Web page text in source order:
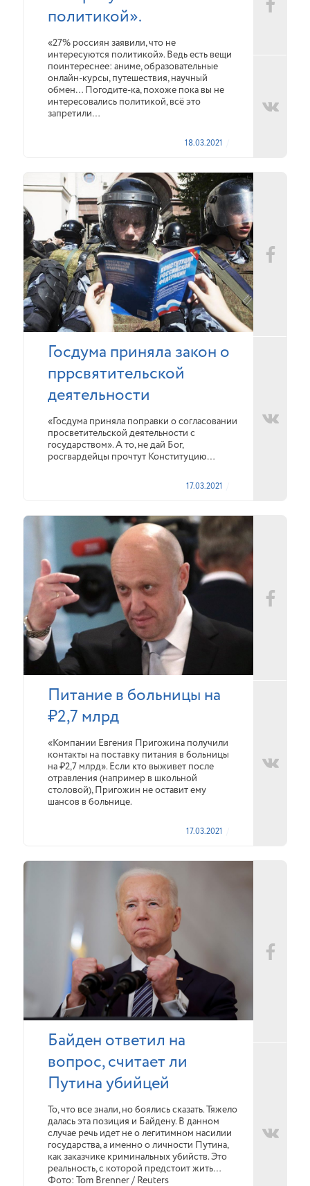
политикой».
«27% россиян заявили, что не
интересуются политикой». Ведь есть вещи
поинтереснее: аниме, образовательные
онлайн-курсы, путешествия, научный
обмен… Погодите-ка, похоже пока вы не
интересовались политикой, всё это
запретили…
18.03.2021
Госдума приняла закон о
пррсвятительской
деятельности
«Госдума приняла поправки о согласовании
просветительской деятельности с
государством». А то, не дай Бог,
росгвардейцы прочтут Конституцию…
17.03.2021
Питание в больницы на
₽2,7 млрд
«Компании Евгения Пригожина получили
контакты на поставку питания в больницы
на ₽2,7 млрд». Если кто выживет после
отравления (например в школьной
столовой), Пригожин не оставит ему
шансов в больнице.
17.03.2021
Байден ответил на
вопрос, считает ли
Путина убийцей
То, что все знали, но боялись сказать. Тяжело
далась эта позиция и Байдену. В данном
случае речь идет не о легитимном насилии
государства, а именно о личности Путина,
как заказчике криминальных убийств. Это
реальность, с которой предстоит жить…
Фото: Tom Brenner / Reuters